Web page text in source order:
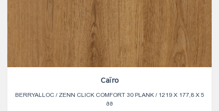
Caïro
BERRYALLOC / ZENN CLICK COMFORT 30 PLANK / 1219 X 177,8 X 5
ᲛᲛ